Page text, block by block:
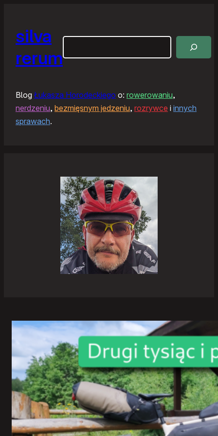
silva
rerum
Blog Łukasza Horodeckiego o: rowerowaniu,
nerdzeniu, bezmięsnym jedzeniu, rozrywce i innych
sprawach.